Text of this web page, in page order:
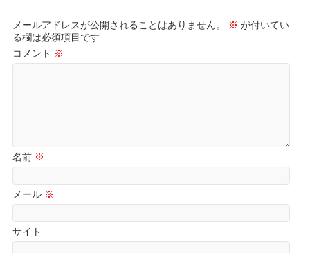
メールアドレスが公開されることはありません。 ※ が付いてい
る欄は必須項目です
コメント ※
名前 ※
メール ※
サイト